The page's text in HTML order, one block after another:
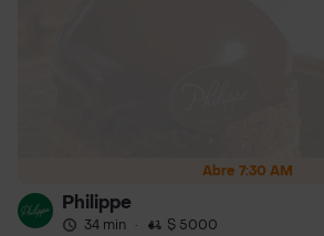
Abre 7:30 AM
Philippe
34 min · $ 5000